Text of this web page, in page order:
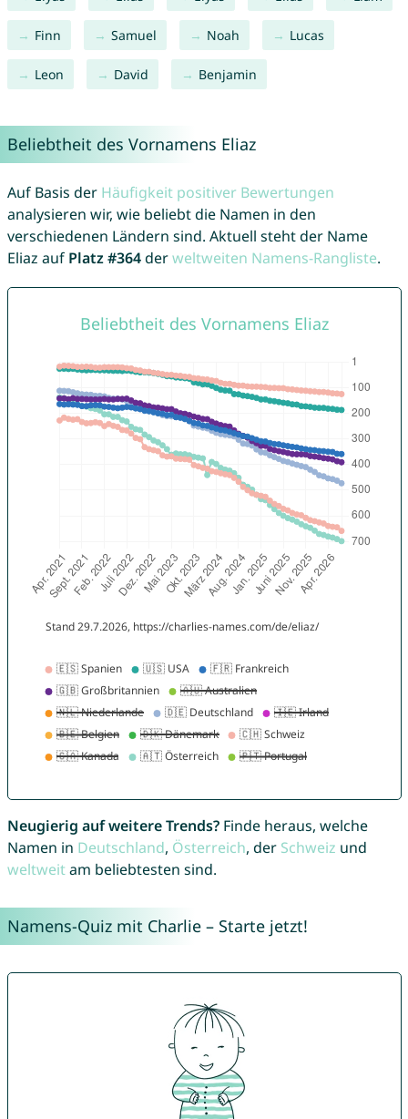
Finn Samuel Noah Lucas
Leon David Benjamin
Beliebtheit des Vornamens Eliaz
Auf Basis der Häufigkeit positiver Bewertungen
analysieren wir, wie beliebt die Namen in den
verschiedenen Ländern sind. Aktuell steht der Name
Eliaz auf Platz #364derweltweiten Namens-Rangliste.
Neugierig auf weitere Trends?Finde heraus, welche
Namen in Deutschland, Österreich, der Schweiz und
weltweitam beliebtesten sind.
Namens-Quiz mit Charlie – Starte jetzt!